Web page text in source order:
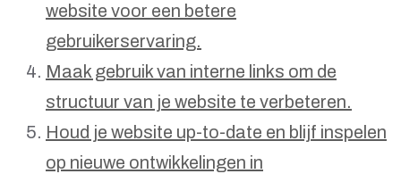
website voor een betere
gebruikerservaring.
Maak gebruik van interne links om de
structuur van je website te verbeteren.
Houd je website up-to-date en blijf inspelen
op nieuwe ontwikkelingen in